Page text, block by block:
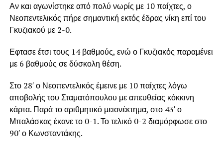
Αν και αγωνίστηκε από πολύ νωρίς με 10 παίχτες, ο
Νεοπεντελικός πήρε σημαντική εκτός έδρας νίκη επί του
Γκυζιακού με 2-0.
Εφτασε έτσι τους 14 βαθμούς, ενώ ο Γκυζιακός παραμένει
με 6 βαθμούς σε δύσκολη θέση.
Στο 28′ ο Νεοπεντελικός έμεινε με 10 παίχτες λόγω
αποβολής του Σταματόπουλου με απευθείας κόκκινη
κάρτα. Παρά το αριθμητικό μειονέκτημα, στο 43′ ο
Μπαλάσκας έκανε το 0-1. Το τελικό 0-2 διαμόρφωσε στο
90′ ο Κωνσταντάκης.